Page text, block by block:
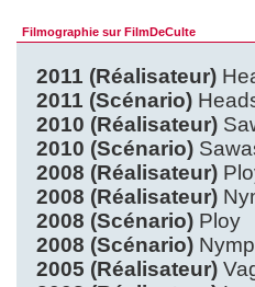
Filmographie sur FilmDeCulte
2011 (Réalisateur)
2011 (Scénario)
2010 (Réalisateur)
2010 (Scénario)
2008 (Réalisateur)
2008 (Réalisateur)
2008 (Scénario) Ploy
2008 (Scénario)
2005 (Réalisateur)